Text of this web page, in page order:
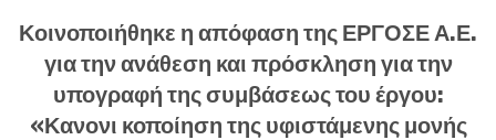
Κοινοποιήθηκε η απόφαση της ΕΡΓΟΣΕ Α.Ε.
για την ανάθεση και πρόσκληση για την
υπογραφή της συμβάσεως του έργου:
«Κανονι κοποίηση της υφιστάμενης μονής